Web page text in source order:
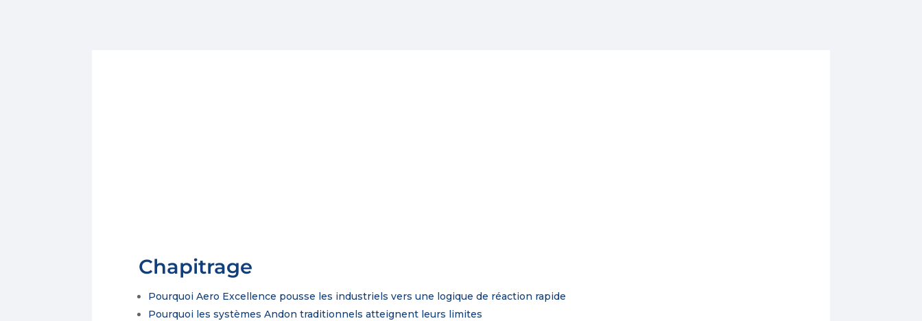
Chapitrage
Pourquoi Aero Excellence pousse les industriels vers une logique de réaction rapide
Pourquoi les systèmes Andon traditionnels atteignent leurs limites